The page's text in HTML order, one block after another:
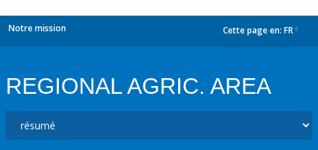
Notre mission Cette page en: FR
REGIONAL AGRIC. AREA